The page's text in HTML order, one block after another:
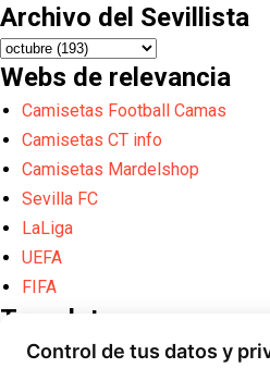
Archivo del Sevillista
Webs de relevancia
Camisetas Football Camas
Camisetas CT info
Camisetas Mardelshop
Sevilla FC
LaLiga
UEFA
FIFA
Translate
Control de tus datos y